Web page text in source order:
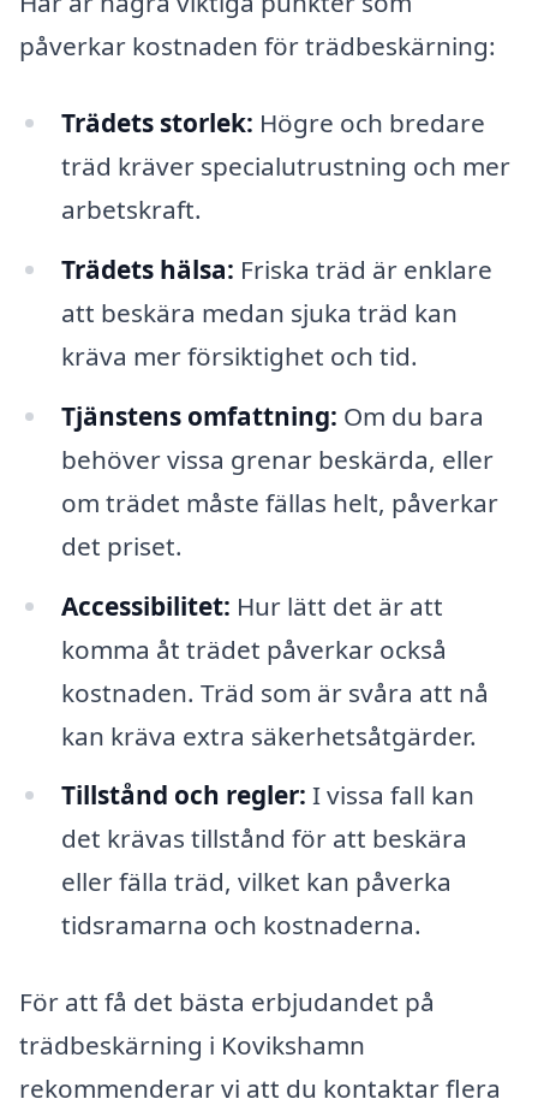
påverkar kostnaden för trädbeskärning:
Trädets storlek: Högre och bredare
träd kräver specialutrustning och mer
arbetskraft.
Trädets hälsa: Friska träd är enklare
att beskära medan sjuka träd kan
kräva mer försiktighet och tid.
Tjänstens omfattning: Om du bara
behöver vissa grenar beskärda, eller
om trädet måste fällas helt, påverkar
det priset.
Accessibilitet: Hur lätt det är att
komma åt trädet påverkar också
kostnaden. Träd som är svåra att nå
kan kräva extra säkerhetsåtgärder.
Tillstånd och regler: I vissa fall kan
det krävas tillstånd för att beskära
eller fälla träd, vilket kan påverka
tidsramarna och kostnaderna.
För att få det bästa erbjudandet på
trädbeskärning i Kovikshamn
rekommenderar vi att du kontaktar flera